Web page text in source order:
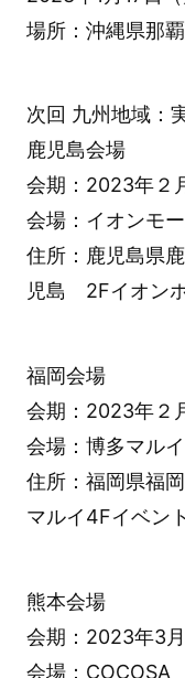
場所：沖縄県那
次回 九州地域：
鹿児島会場
会期：2023年２
会場：イオンモ
住所：鹿児島県
児島 2Fイオン
福岡会場
会期：2023年２
会場：博多マル
住所：福岡県福
マルイ4Fイベン
熊本会場
会期：2023年3
会場：COCOSA